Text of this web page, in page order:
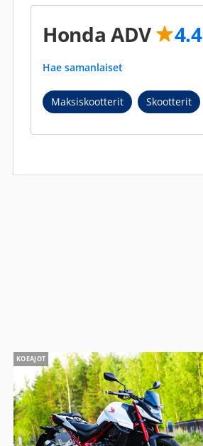
Honda ADV 4.4
Hae samanlaiset
Maksiskootterit Skootterit
KOEAJOT